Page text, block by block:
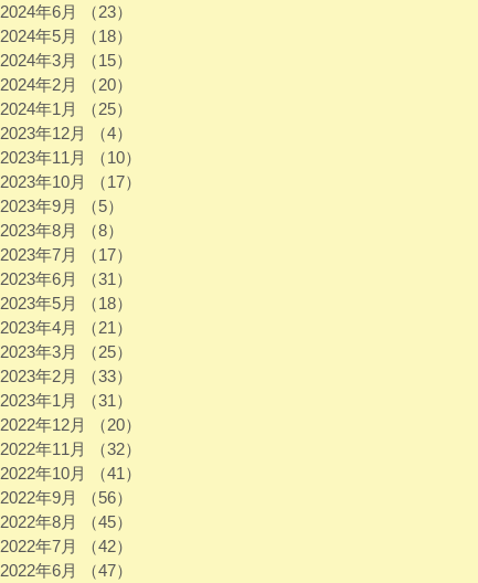
2024年6月
（23）
2024年5月
（18）
2024年3月
（15）
2024年2月
（20）
2024年1月
（25）
2023年12月
（4）
2023年11月
（10）
2023年10月
（17）
2023年9月
（5）
2023年8月
（8）
2023年7月
（17）
2023年6月
（31）
2023年5月
（18）
2023年4月
（21）
2023年3月
（25）
2023年2月
（33）
2023年1月
（31）
2022年12月
（20）
2022年11月
（32）
2022年10月
（41）
2022年9月
（56）
2022年8月
（45）
2022年7月
（42）
2022年6月
（47）